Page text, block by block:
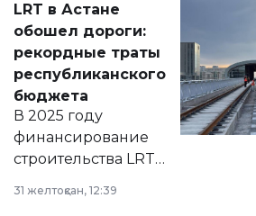
документ
появился в базе
нормативных
правовых актов и
на сайте маслихат
города.
LRT в Астане
обошел дороги:
рекордные траты
республиканского
бюджета
В 2025 году
финансирование
строительства LRT
республиканского
31 желтоқсан, 12:39